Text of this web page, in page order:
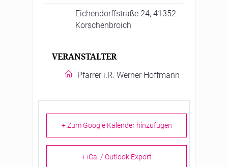
Eichendorffstraße 24, 41352
Korschenbroich
VERANSTALTER
Pfarrer i.R. Werner Hoffmann
+ Zum Google Kalender hinzufügen
+ iCal / Outlook Export